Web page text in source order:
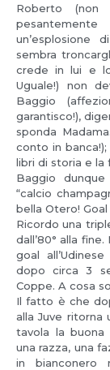
Roberto (non
un’esplosione
sembra
crede in lui e
Uguale!) non
Baggio
garantisco!),
sponda
conto in
libri di storia e la
Baggio
“calcio
bella Otero!
Ricordo una
dall’80° alla
goal
dopo circa 3
Coppe. A cosa
Il fatto è che
alla Juve
tavola la buona
una razza, una
in bianconero